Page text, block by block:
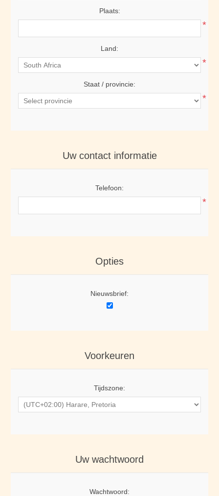
Plaats:
*
Land:
*
Staat / provincie:
*
Uw contact informatie
Telefoon:
*
Opties
Nieuwsbrief:
Voorkeuren
Tijdszone:
Uw wachtwoord
Wachtwoord: